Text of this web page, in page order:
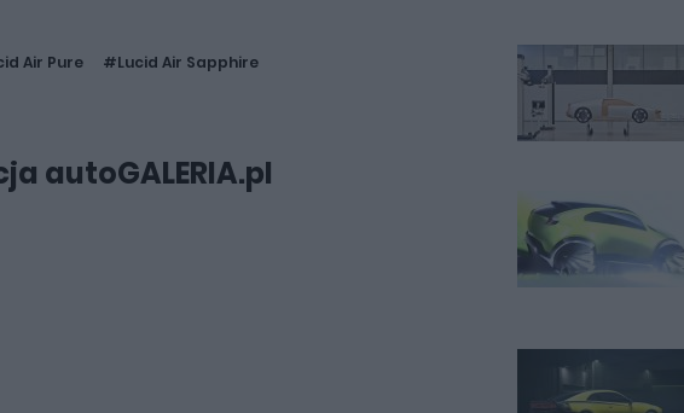
Air Pure #Lucid Air Sapphire
autoGALERIA.pl